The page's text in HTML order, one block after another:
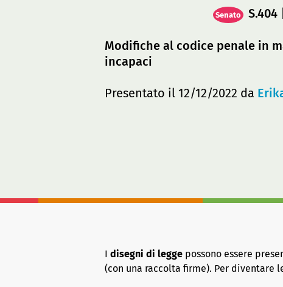
Senato S.404
Modifiche al codice penale in
incapaci
Presentato il 12/12/2022 da
I disegni di legge possono essere
(con una raccolta firme). Per diventare